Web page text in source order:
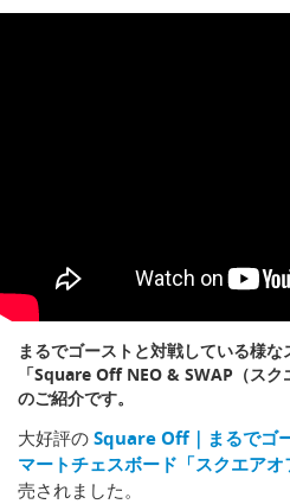
まるでゴーストと対戦している様
「Square Off NEO & SWAP（スク
のご紹介です。
大好評の Square Off｜まるでゴ
マートチェスボード「スクエアオ
売されました。